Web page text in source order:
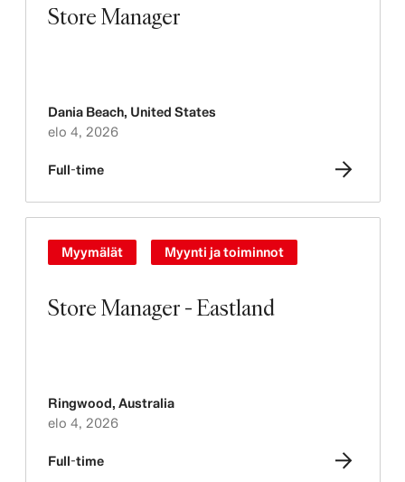
Store Manager
Dania Beach, United States
elo 4, 2026
Full-time
Store Manager - Eastland
Myymälät Myynti ja toiminnot
Ringwood, Australia
elo 4, 2026
Full-time